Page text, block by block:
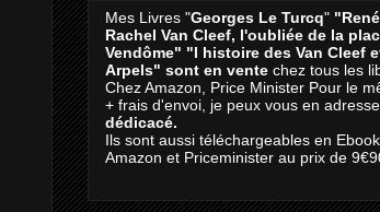
Mes Livres "Georges Le Turcq"
Rachel Van Cleef, l'oubliée de la
Vendôme" "l histoire des Van Cleef
Arpels" sont en vente chez tous les
Chez Amazon, Price Minister Pour le
+ frais d'envoi, je peux vous en
dédicacé.
Ils sont aussi téléchargeables en
Amazon et Priceminister au prix de